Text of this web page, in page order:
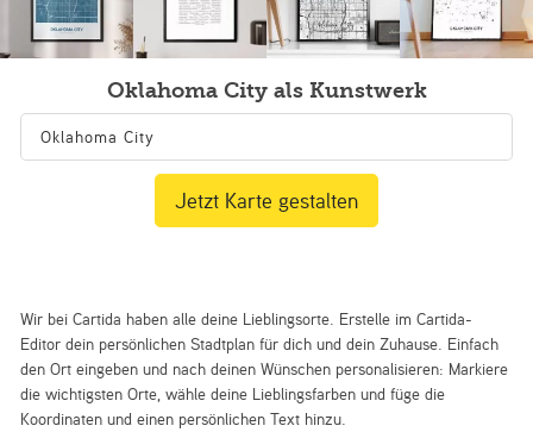
Oklahoma City als Kunstwerk
Wir bei Cartida haben alle deine Lieblingsorte. Erstelle im Cartida-
Editor dein persönlichen Stadtplan für dich und dein Zuhause. Einfach
den Ort eingeben und nach deinen Wünschen personalisieren: Markiere
die wichtigsten Orte, wähle deine Lieblingsfarben und füge die
Koordinaten und einen persönlichen Text hinzu.
Jetzt Karte gestalten